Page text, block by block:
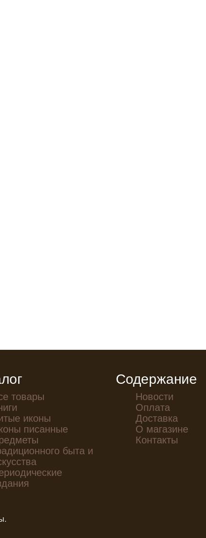
товары
иконы
писанные
быта и
Содержание
Новости
Оплата
Доставка
О магазине
Контакты